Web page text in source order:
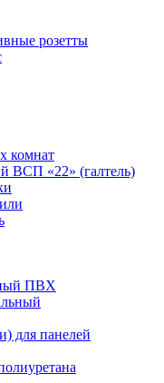
розетты
комнат
ВСП «22» (галтель)
ПВХ
для панелей